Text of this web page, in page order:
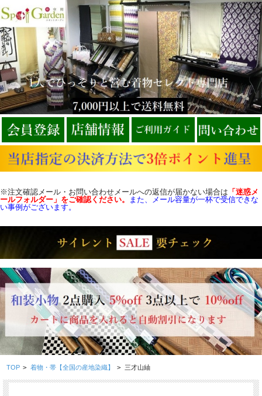
※注文確認メール・お問い合わせメールへの返信が届かない場合は 「迷惑メ
ールフォルダー」をご確認ください。
また、メール容量が一杯で受信できな
い事例がございます。
TOP > 着物・帯【全国の産地染織】 > 三才山紬